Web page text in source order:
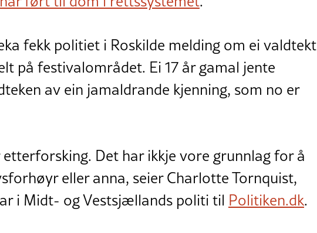
fekk politiet i Roskilde melding om ei valdtekt
på festivalområdet. Ei 17 år gamal jente
av ein jamaldrande kjenning, som no er
Det har ikkje vore grunnlag for å
eller anna, seier Charlotte Tornquist,
i Midt- og Vestsjællands politi til Politiken.dk.